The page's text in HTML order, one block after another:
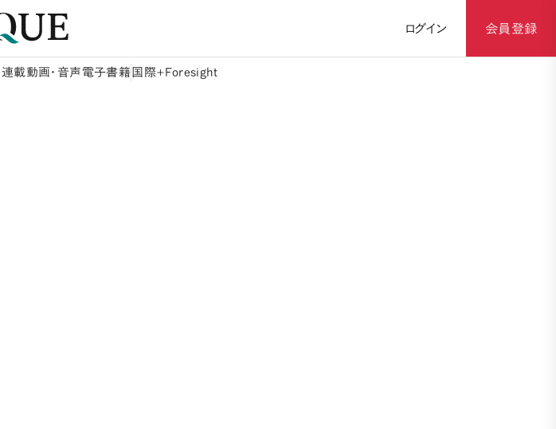
ログイン 会員登録
連載動画・音声 電子書籍 国際+Foresight